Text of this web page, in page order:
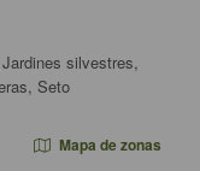
silvestres,
Seto
Mapa de zonas